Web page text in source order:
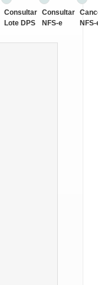
Consultar
Lote DPS
Consultar
NFS-e
NFS-